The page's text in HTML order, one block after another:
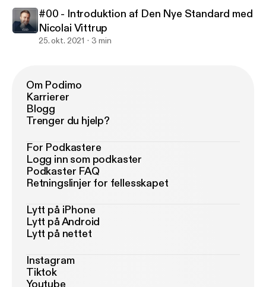
#00 - Introduktion af Den Nye Standard med
Nicolai Vittrup
25. okt. 2021 3 min
Om Podimo
Karrierer
Blogg
Trenger du hjelp?
For Podkastere
Logg inn som podkaster
Podkaster FAQ
Retningslinjer for fellesskapet
Lytt på iPhone
Lytt på Android
Lytt på nettet
Instagram
Tiktok
Youtube